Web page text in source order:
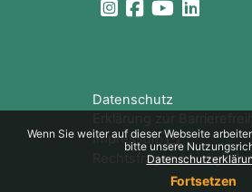
Wenn Sie weiter auf dieser Webseite
bitte unsere
Fortsetzen
Datenschutz
Impressum
Rechtsfragen bei digitaler